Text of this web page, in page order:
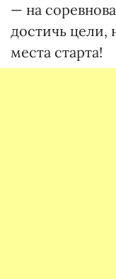
— на
достичь цели,
места старта!